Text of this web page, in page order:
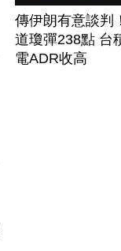
傳伊朗有意談判！
道瓊彈238點 台
電ADR收高